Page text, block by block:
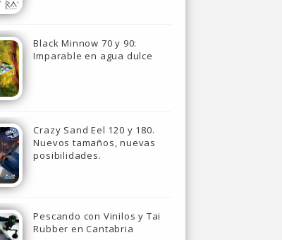
Black Minnow 70 y 90:
Imparable en agua dulce
Crazy Sand Eel 120 y 180.
Nuevos tamaños, nuevas
posibilidades.
Pescando con Vinilos y Tai
Rubber en Cantabria